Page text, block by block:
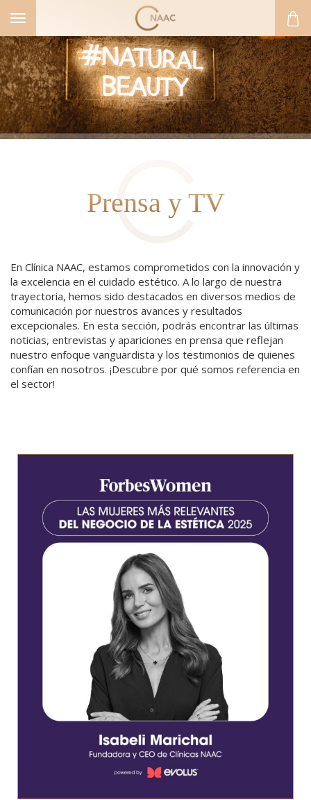
Toggle
navigation
Prensa y TV
En Clínica NAAC, estamos comprometidos con la innovación y
la excelencia en el cuidado estético. A lo largo de nuestra
trayectoria, hemos sido destacados en diversos medios de
comunicación por nuestros avances y resultados
excepcionales. En esta sección, podrás encontrar las últimas
noticias, entrevistas y apariciones en prensa que reflejan
nuestro enfoque vanguardista y los testimonios de quienes
confían en nosotros. ¡Descubre por qué somos referencia en
el sector!